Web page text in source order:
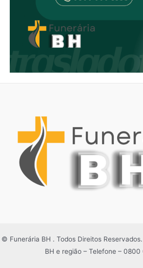
© Funerária BH . Todos Direitos
BH e região – Telefone –